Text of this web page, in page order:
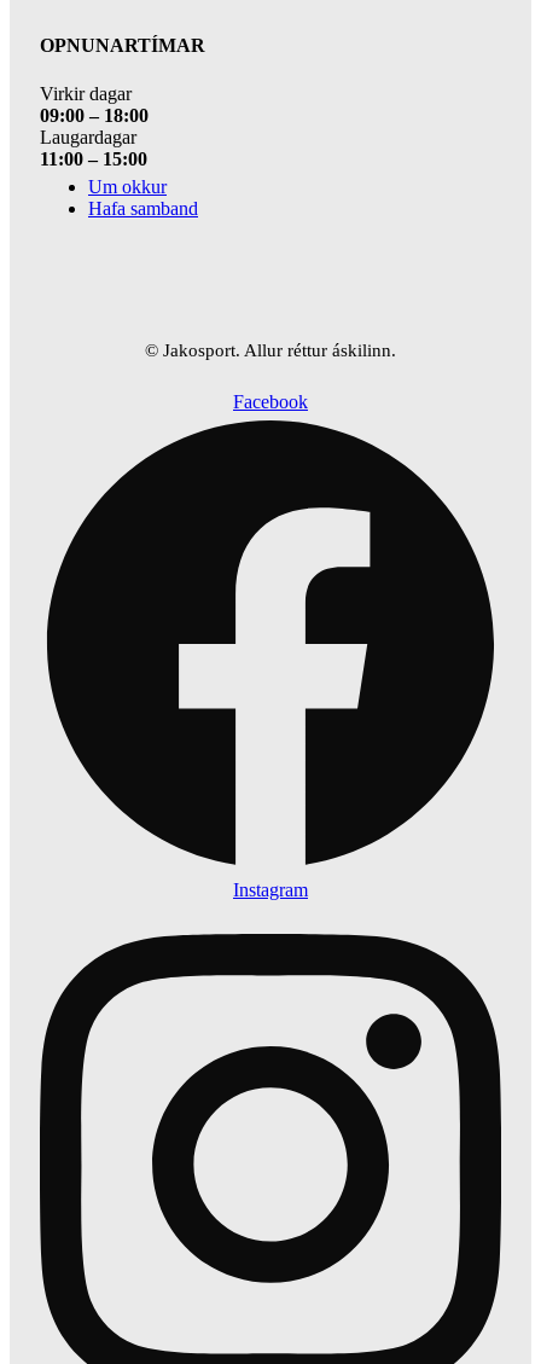
OPNUNARTÍMAR
Virkir dagar
09:00 – 18:00
Laugardagar
11:00 – 15:00
Um okkur
Hafa samband
© Jakosport. Allur réttur áskilinn.
Facebook
Instagram